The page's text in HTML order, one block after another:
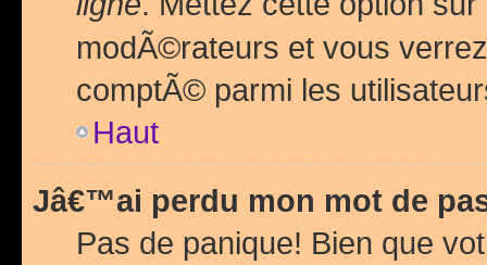
modÃ©rateurs et vous
comptÃ© parmi les
Haut
Jâ€™ai perdu mon mot de
Pas de panique! Bien que